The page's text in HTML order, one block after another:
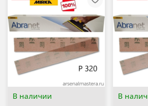
В наличии В